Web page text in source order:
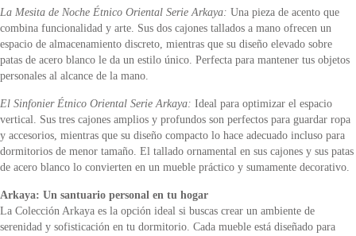
La Mesita de Noche Étnico Oriental Serie Arkaya: Una pieza de acento que
combina funcionalidad y arte. Sus dos cajones tallados a mano ofrecen un
espacio de almacenamiento discreto, mientras que su diseño elevado sobre
patas de acero blanco le da un estilo único. Perfecta para mantener tus objetos
personales al alcance de la mano.
El Sinfonier Étnico Oriental Serie Arkaya: Ideal para optimizar el espacio
vertical. Sus tres cajones amplios y profundos son perfectos para guardar ropa
y accesorios, mientras que su diseño compacto lo hace adecuado incluso para
dormitorios de menor tamaño. El tallado ornamental en sus cajones y sus patas
de acero blanco lo convierten en un mueble práctico y sumamente decorativo.
Arkaya: Un santuario personal en tu hogar
La Colección Arkaya es la opción ideal si buscas crear un ambiente de
serenidad y sofisticación en tu dormitorio. Cada mueble está diseñado para